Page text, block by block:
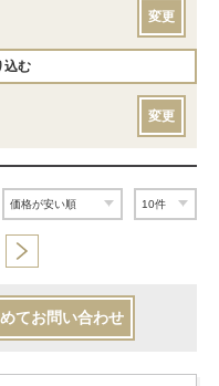
変更
込む
変更
てお問い合わせ